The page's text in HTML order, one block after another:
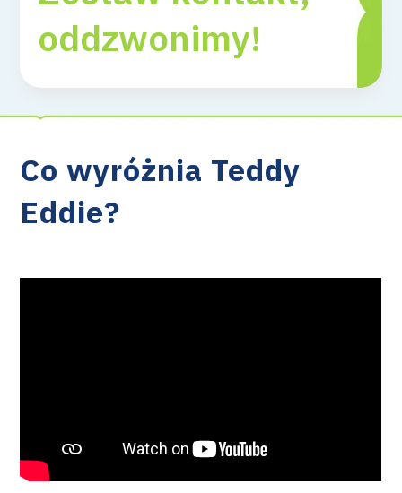
oddzwonimy!
Co wyróżnia Teddy
Eddie?